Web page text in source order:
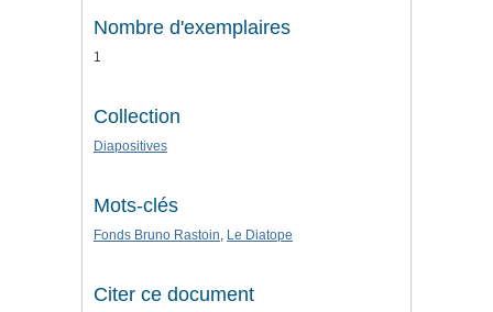
Nombre d'exemplaires
1
Collection
Diapositives
Mots-clés
Fonds Bruno Rastoin, Le Diatope
Citer ce document